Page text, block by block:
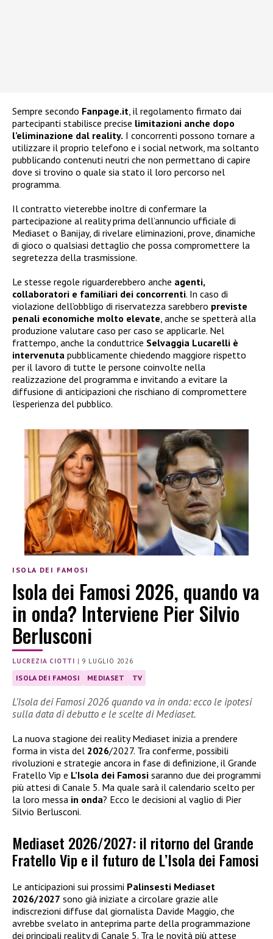
Sempre secondo Fanpage.it, il regolamento firmato dai
partecipanti stabilisce precise limitazioni anche dopo
l’eliminazione dal reality. I concorrenti possono tornare a
utilizzare il proprio telefono e i social network, ma soltanto
pubblicando contenuti neutri che non permettano di capire
dove si trovino o quale sia stato il loro percorso nel
programma.
Il contratto vieterebbe inoltre di confermare la
partecipazione al reality prima dell’annuncio ufficiale di
Mediaset o Banijay, di rivelare eliminazioni, prove, dinamiche
di gioco o qualsiasi dettaglio che possa compromettere la
segretezza della trasmissione.
Le stesse regole riguarderebbero anche agenti,
collaboratori e familiari dei concorrenti. In caso di
violazione dell’obbligo di riservatezza sarebbero previste
penali economiche molto elevate, anche se spetterà alla
produzione valutare caso per caso se applicarle. Nel
frattempo, anche la conduttrice Selvaggia Lucarelli è
intervenuta pubblicamente chiedendo maggiore rispetto
per il lavoro di tutte le persone coinvolte nella
realizzazione del programma e invitando a evitare la
diffusione di anticipazioni che rischiano di compromettere
l’esperienza del pubblico.
ISOLA DEI FAMOSI
Isola dei Famosi 2026, quando va
in onda? Interviene Pier Silvio
Berlusconi
LUCREZIA CIOTTI | 9 LUGLIO 2026
ISOLA DEI FAMOSI MEDIASET TV
L’Isola dei Famosi 2026 quando va in onda: ecco le ipotesi
sulla data di debutto e le scelte di Mediaset.
La nuova stagione dei reality Mediaset inizia a prendere
forma in vista del 2026/2027. Tra conferme, possibili
rivoluzioni e strategie ancora in fase di definizione, il Grande
Fratello Vip e L’Isola dei Famosi saranno due dei programmi
più attesi di Canale 5. Ma quale sarà il calendario scelto per
la loro messa in onda? Ecco le decisioni al vaglio di Pier
Silvio Berlusconi.
Mediaset 2026/2027: il ritorno del Grande
Fratello Vip e il futuro de L’Isola dei Famosi
Le anticipazioni sui prossimi Palinsesti Mediaset
2026/2027 sono già iniziate a circolare grazie alle
indiscrezioni diffuse dal giornalista Davide Maggio, che
avrebbe svelato in anteprima parte della programmazione
dei principali reality di Canale 5. Tra le novità più attese